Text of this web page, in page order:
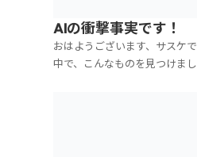
AIの衝撃事実です！
おはようございます、サスケ
中で、こんなものを見つけ